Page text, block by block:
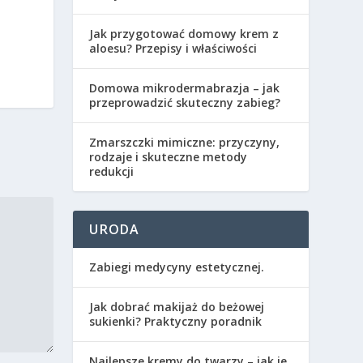
Jak przygotować domowy krem z
aloesu? Przepisy i właściwości
Domowa mikrodermabrazja – jak
przeprowadzić skuteczny zabieg?
Zmarszczki mimiczne: przyczyny,
rodzaje i skuteczne metody
redukcji
URODA
Zabiegi medycyny estetycznej.
Jak dobrać makijaż do beżowej
sukienki? Praktyczny poradnik